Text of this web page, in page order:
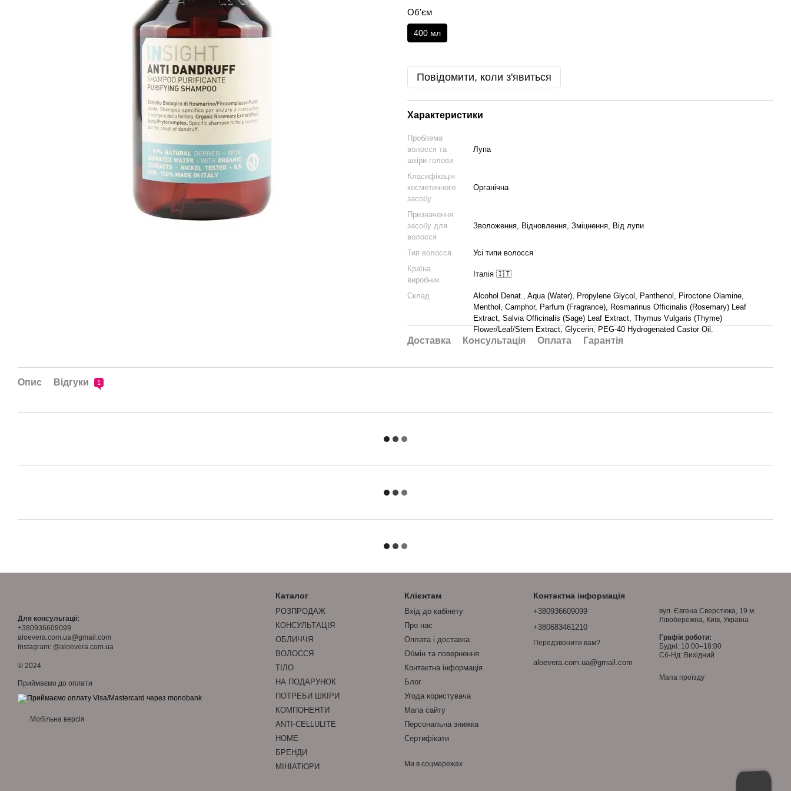
Об'єм
400 мл
Повідомити, коли з'явиться
Характеристики
Проблема
волосся та
шкіри голови
Лупа
Класифікація
косметичного
засобу
Органічна
Призначення
засобу для
волосся
Зволоження, Відновлення, Зміцнення, Від лупи
Тип волосся
Усі типи волосся
Країна
виробник
Італія 🇮🇹
Склад
Alcohol Denat., Aqua (Water), Propylene Glycol, Panthenol, Piroctone Olamine,
Menthol, Camphor, Parfum (Fragrance), Rosmarinus Officinalis (Rosemary) Leaf
Extract, Salvia Officinalis (Sage) Leaf Extract, Thymus Vulgaris (Thyme)
Flower/Leaf/Stem Extract, Glycerin, PEG-40 Hydrogenated Castor Oil.
Доставка Консультація Оплата Гарантія
Опис Відгуки 1
Для консультації:
+380936609099
aloevera.com.ua@gmail.com
Instagram: @aloevera.com.ua
© 2024
Приймаємо до оплати
Мобільна версія
Каталог
РОЗПРОДАЖ
КОНСУЛЬТАЦІЯ
ОБЛИЧЧЯ
ВОЛОССЯ
ТІЛО
НА ПОДАРУНОК
ПОТРЕБИ ШКІРИ
КОМПОНЕНТИ
ANTI-CELLULITE
HOME
БРЕНДИ
МІНІАТЮРИ
Клієнтам
Вхід до кабінету
Про нас
Оплата і доставка
Обмін та повернення
Контактна інформація
Блог
Угода користувача
Мапа сайту
Персональна знижка
Сертифікати
Ми в соцмережах
Контактна інформація
+380936609099
+380683461210
Передзвонити вам?
aloevera.com.ua@gmail.com
вул. Євгена Сверстюка, 19 м.
Лівобережна, Київ, Україна
Графік роботи:
Будні: 10:00–18:00
Сб-Нд: Вихідний
Мапа проїзду